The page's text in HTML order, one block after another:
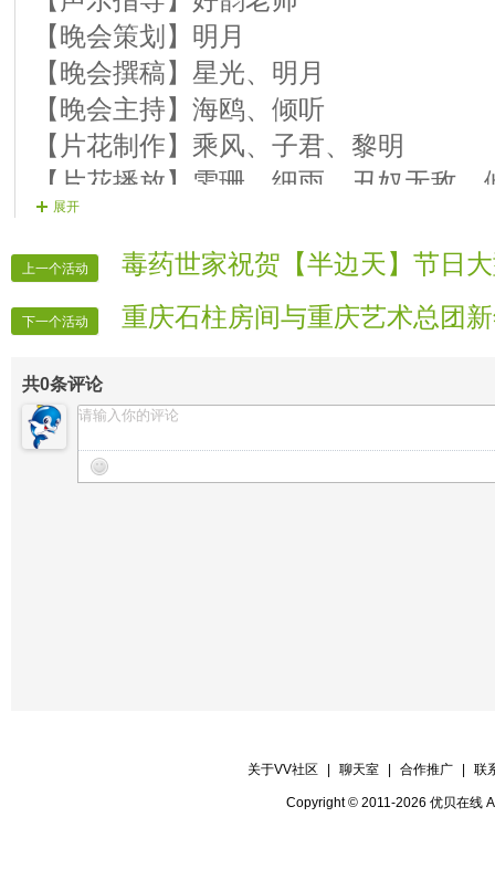
【15演员】子君 配音 《波罗破
【16演员】看雪飞舞 《留恋草
【17演员】寻歌 《师恩如歌
【18演员】高山 《新疆的英孜
【19演员】语飞 《美丽的梦神
【20演员】海针 《我们就是中
【21演员】小雨 《难忘今宵
【22演员】艺静 《中国的土
【23演员】回首 《美丽中国
【25演员】倾听 《祖国之恋
【26演员】念奴娇 《祖国万岁
【27演员】星光 口琴联奏 《
【晚会策划】明月
【晚会撰稿】星光、明月
【晚会主持】海鸥、倾听
【片花制作】乘风、子君、黎明
【片花播放】雯珊、细雨、丑奴无敌、
【广播制作】奏鸣曲、欣柔、黎明、开
【晚会广播】奏鸣曲、欣柔、黎明、开
【晚会递麦】雯珊、细雨、丑女无敌
【晚会排麦】低调、娃娃笑
【晚会摄影】子君
【晚会协调】各班班长
【晚会秩序】语飞、低调
展开
上一个活动 毒药世家祝贺【半边天】节日
下一个活动 重庆石柱房间与重庆艺术总团
共0条评论
关于VV社区 聊天室 合作推广 联
Copyright © 2011-2026 优贝在线